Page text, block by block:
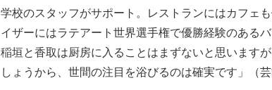
学校のスタッフがサポート。レストランにはカフェ
イザーにはラテアート世界選手権で優勝経験のある
稲垣と香取は厨房に入ることはまずないと思います
しょうから、世間の注目を浴びるのは確実です」（芸